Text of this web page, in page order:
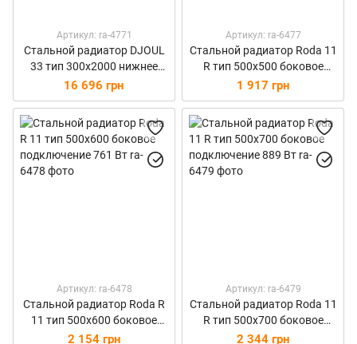
Артикул: ra-4771
Стальной радиатор DJOUL
33 тип 300х2000 нижнее
подключение 3546 Вт
16 696 грн
Артикул: ra-6477
Стальной радиатор Roda 11
R тип 500х500 боковое
подключение 636 Вт
1 917 грн
Артикул: ra-6478
Стальной радиатор Roda R
11 тип 500х600 боковое
подключение 761 Вт
2 154 грн
Артикул: ra-6479
Стальной радиатор Roda 11
R тип 500х700 боковое
подключение 889 Вт
2 344 грн